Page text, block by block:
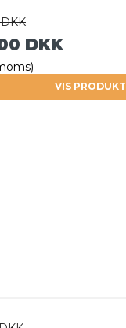
DKK
DKK
VIS PRODUKT